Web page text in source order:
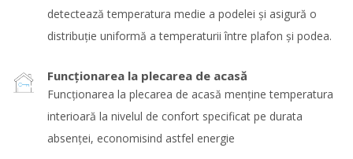
detectează temperatura medie a podelei şi asigură o
distribuţie uniformă a temperaturii între plafon şi podea.
Funcţionarea la plecarea de acasă
Funcţionarea la plecarea de acasă menține temperatura
interioară la nivelul de confort specificat pe durata
absenţei, economisind astfel energie